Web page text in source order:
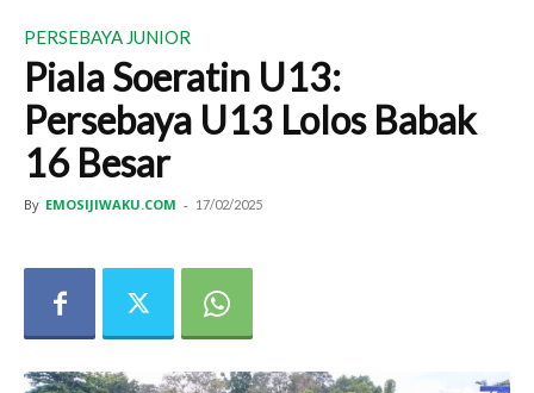
PERSEBAYA JUNIOR
Piala Soeratin U13:
Persebaya U13 Lolos Babak
16 Besar
By EMOSIJIWAKU.COM - 17/02/2025